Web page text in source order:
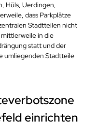
Hüls, Uerdingen,
dass Parkplätze
Stadtteilen nicht
in die
statt und der
umliegenden Stadtteile
einrichten